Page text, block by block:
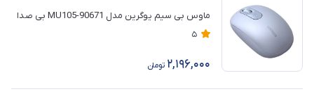
ماوس بی سیم یوگرین مدل 90671-MU105 بی صدا
5
2,196,000 تومان